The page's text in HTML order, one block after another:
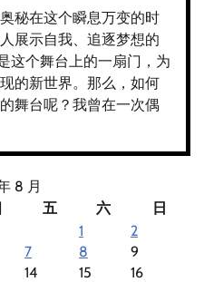
秘在这个瞬息万变的时
展示自我、追逐梦想的
这个舞台上的一扇门，为
的新世界。那么，如何
舞台呢？我曾在一次偶
8 月
五 六
日
1
2
7 8
9
14 15
16